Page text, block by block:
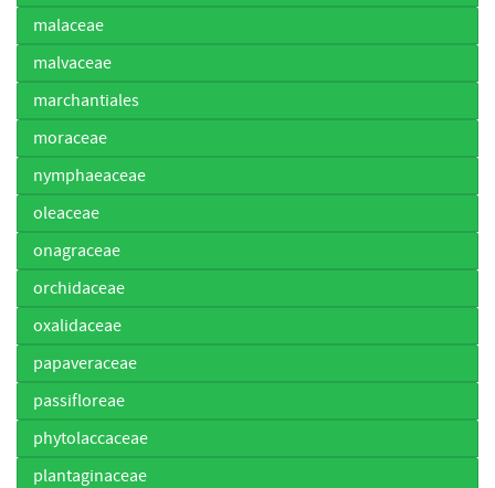
malaceae
malvaceae
marchantiales
moraceae
nymphaeaceae
oleaceae
onagraceae
orchidaceae
oxalidaceae
papaveraceae
passifloreae
phytolaccaceae
plantaginaceae